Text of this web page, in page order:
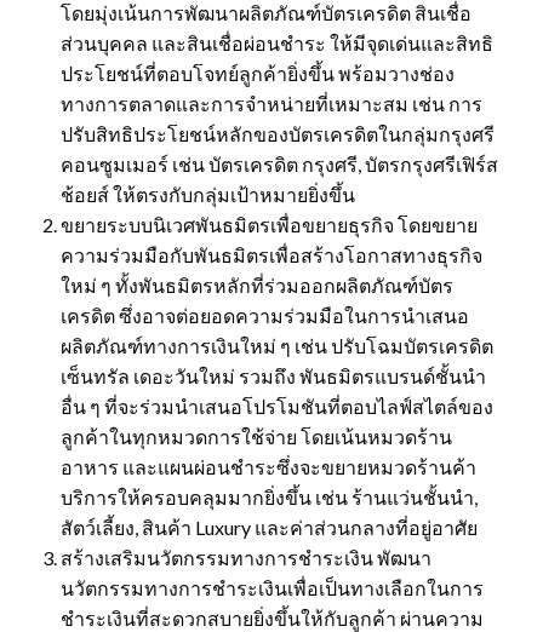
โดยมุ่งเน้นการพัฒนาผลิตภัณฑ์บัตรเครดิต สินเชื่อ
ส่วนบุคคล และสินเชื่อผ่อนชำระ ให้มีจุดเด่นและสิทธิ
ประโยชน์ที่ตอบโจทย์ลูกค้ายิ่งขึ้น พร้อมวางช่อง
ทางการตลาดและการจำหน่ายที่เหมาะสม เช่น การ
ปรับสิทธิประโยชน์หลักของบัตรเครดิตในกลุ่มกรุงศรี
คอนซูมเมอร์ เช่น บัตรเครดิต กรุงศรี, บัตรกรุงศรีเฟิร์ส
ช้อยส์ ให้ตรงกับกลุ่มเป้าหมายยิ่งขึ้น
ขยายระบบนิเวศพันธมิตรเพื่อขยายธุรกิจ โดยขยาย
ความร่วมมือกับพันธมิตรเพื่อสร้างโอกาสทางธุรกิจ
ใหม่ ๆ ทั้งพันธมิตรหลักที่ร่วมออกผลิตภัณฑ์บัตร
เครดิต ซึ่งอาจต่อยอดความร่วมมือในการนำเสนอ
ผลิตภัณฑ์ทางการเงินใหม่ ๆ เช่น ปรับโฉมบัตรเครดิต
เซ็นทรัล เดอะวันใหม่ รวมถึง พันธมิตรแบรนด์ชั้นนำ
อื่น ๆ ที่จะร่วมนำเสนอโปรโมชันที่ตอบไลฟ์สไตล์ของ
ลูกค้าในทุกหมวดการใช้จ่าย โดยเน้นหมวดร้าน
อาหาร และแผนผ่อนชำระซึ่งจะขยายหมวดร้านค้า
บริการให้ครอบคลุมมากยิ่งขึ้น เช่น ร้านแว่นชั้นนำ,
สัตว์เลี้ยง, สินค้า Luxury และค่าส่วนกลางที่อยู่อาศัย
สร้างเสริมนวัตกรรมทางการชำระเงิน พัฒนา
นวัตกรรมทางการชำระเงินเพื่อเป็นทางเลือกในการ
ชำระเงินที่สะดวกสบายยิ่งขึ้นให้กับลูกค้า ผ่านความ